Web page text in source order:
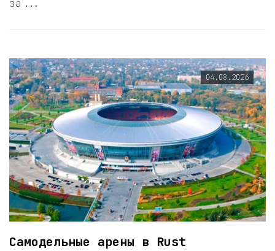
за...
04.08.2026
Самодельные арены в Rust